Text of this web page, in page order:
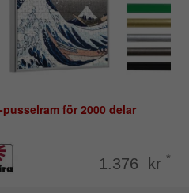
för 2000 delar
1.376 kr *